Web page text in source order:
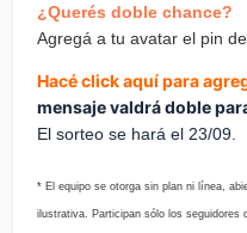
¿Querés doble chance?
Agregá a tu avatar el pin
Hacé click aquí para
mensaje valdrá doble
El sorteo se hará el 23/09.
* El equipo se otorga sin plan ni línea,
ilustrativa. Participan sólo los seguidores